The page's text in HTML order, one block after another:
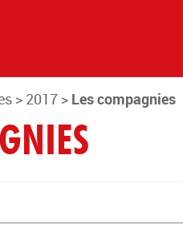
> 2017 > Les compagnies